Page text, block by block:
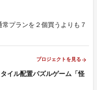
プランを２個買うよりも７
プロジェクトを見る arrow_forward
イル配置パズルゲーム「怪